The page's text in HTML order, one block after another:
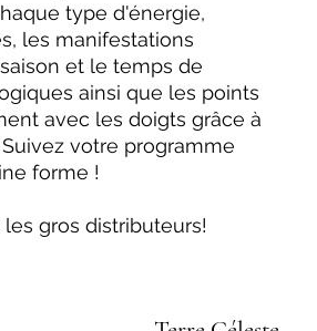
type d'énergie,
les manifestations
et le temps de
ainsi que les points
avec les doigts grâce à
votre programme
forme !
gros distributeurs!